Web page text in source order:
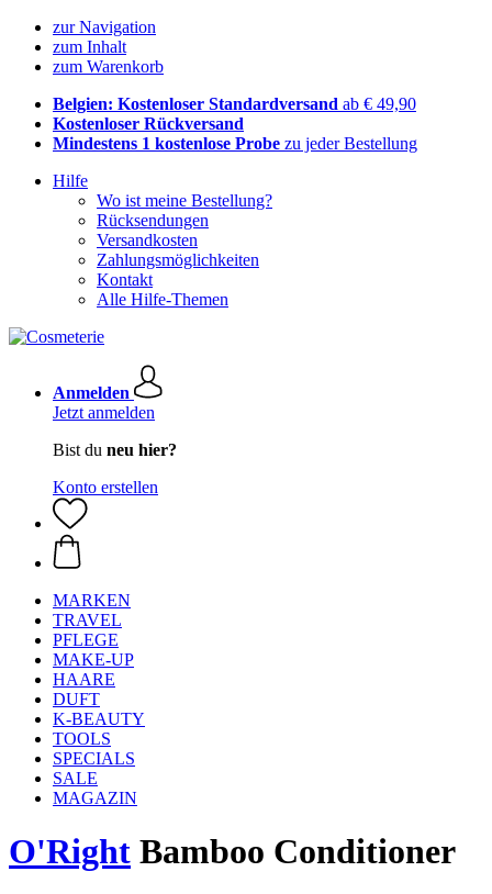
zur Navigation
zum Inhalt
zum Warenkorb
Belgien: Kostenloser Standardversand ab € 49,90
Kostenloser Rückversand
Mindestens 1 kostenlose Probe zu jeder Bestellung
Hilfe
Wo ist meine Bestellung?
Rücksendungen
Versandkosten
Zahlungsmöglichkeiten
Kontakt
Alle Hilfe-Themen
Anmelden
Jetzt anmelden
Bist du neu hier?
Konto erstellen
MARKEN
TRAVEL
PFLEGE
MAKE-UP
HAARE
DUFT
K-BEAUTY
TOOLS
SPECIALS
SALE
MAGAZIN
O'Right Bamboo Conditioner